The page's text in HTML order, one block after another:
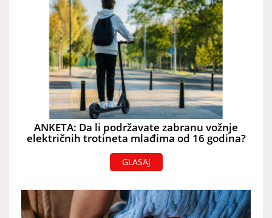
ANKETA: Da li podržavate zabranu vožnje
električnih trotineta mlađima od 16 godina?
GLASAJ